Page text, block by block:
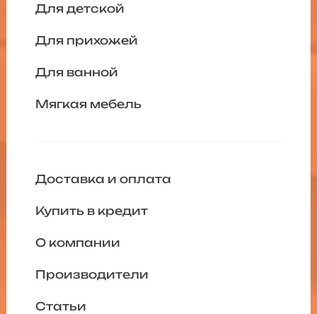
Для детской
Для прихожей
Для ванной
Мягкая мебель
Доставка и оплата
Купить в кредит
О компании
Производители
Статьи